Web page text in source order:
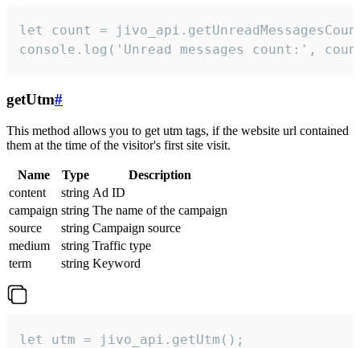
let count =
console.log('Unread messages count:',
getUtm#
This method allows you to get utm tags, if the website url contained
them at the time of the visitor's first site visit.
Name Type
Description
content
string Ad ID
campaign string The name of the campaign
source
string Campaign source
medium
string Traffic type
term
string Keyword
let utm = jivo_api.getUtm();